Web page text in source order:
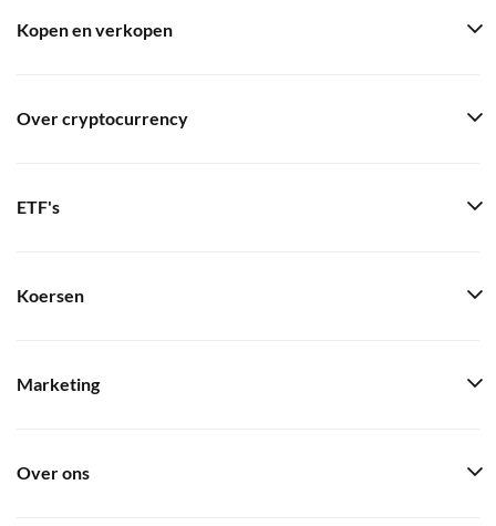
Kopen en verkopen
Over cryptocurrency
ETF's
Koersen
Marketing
Over ons